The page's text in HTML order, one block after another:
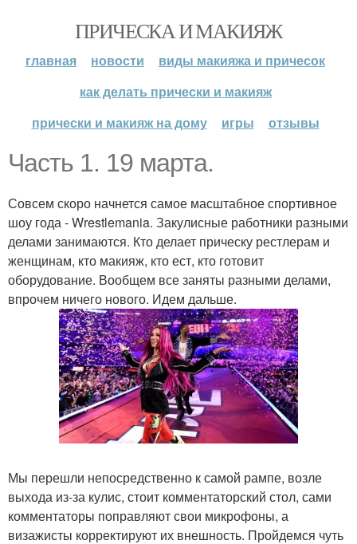
ПРИЧЕСКА И МАКИЯЖ
главная новости
виды макияжа и причесок
как делать прически и макияж
прически и макияж на дому
игры отзывы
Часть 1. 19 марта.
Совсем скоро начнется самое масштабное спортивное
шоу года - Wrestlemania. Закулисные работники разными
делами занимаются. Кто делает прическу рестлерам и
женщинам, кто макияж, кто ест, кто готовит
оборудование. Вообщем все заняты разными делами,
впрочем ничего нового. Идем дальше.
Мы перешли непосредственно к самой рампе, возле
выхода из-за кулис, стоит комментаторский стол, сами
комментаторы поправляют свои микрофоны, а
визажисты корректируют их внешность. Пройдемся чуть